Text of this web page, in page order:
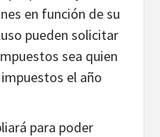
en función de su
pueden solicitar
sea quien
el año
para poder